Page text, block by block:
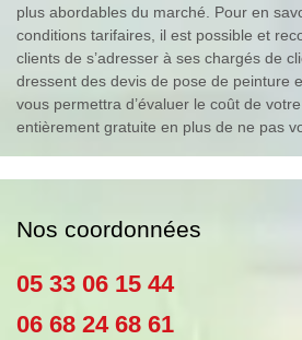
plus abordables du marché. Pour en
conditions tarifaires, il est possible et
clients de s’adresser à ses chargés de
dressent des devis de pose de peinture
vous permettra d’évaluer le coût de
entièrement gratuite en plus de ne pas
Nos coordonnées
05 33 06 15 44
06 68 24 68 61